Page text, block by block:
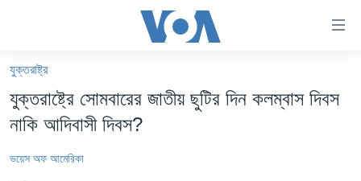
কনটেন্টে
যান।
প্রধান
যান
বাংলাদেশ
যুক্তরাষ্ট্র
যুক্তরাষ্ট্রে সোমবারের জাতীয় ছুটির দিন কলম্বাস দিবস
নাকি আদিবাসী দিবস?
ভয়েস অফ আমেরিকা